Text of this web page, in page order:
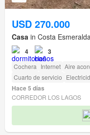
USD 270.000
Casa in Costa
4 3
Cochera Internet Aire
Cuarto de servicio
Hace 5 días
CORREDOR LOS LAGOS